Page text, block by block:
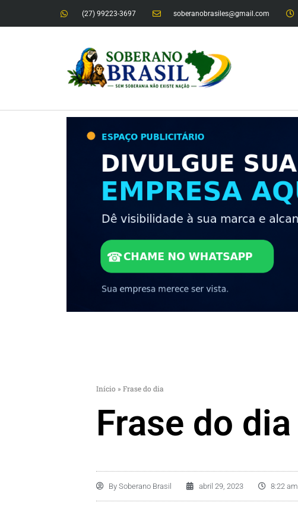
(27) 99223-3697 soberanobrasiles@gmail.com
Início » Frase do dia
Frase do dia
By Soberano Brasil abril 29, 2023 8:22 am